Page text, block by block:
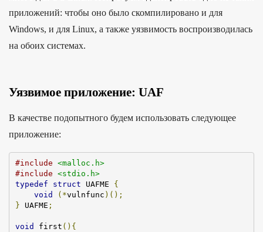
приложений: чтобы оно было скомпилировано и для
Windows, и для Linux, а также уязвимость воспроизводилась
на обоих системах.
Уязвимое приложение: UAF
В качестве подопытного будем использовать следующее
приложение:
#include <malloc.h>
#include <stdio.h>
typedef
struct UAFME
{
void
(*vulnfunc )();
} UAFME ;
void first () {